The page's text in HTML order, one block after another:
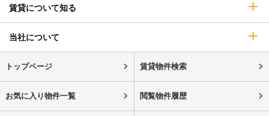
賃貸について知る
当社について
トップページ 賃貸物件検索
お気に入り物件一覧 閲覧物件履歴